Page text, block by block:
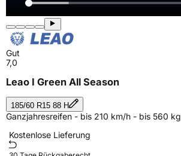
Gut
7,0
Leao I Green All Season
185/60 R15 88 H
Ganzjahresreifen - bis 210 km/h - bis 560 kg
Kostenlose Lieferung